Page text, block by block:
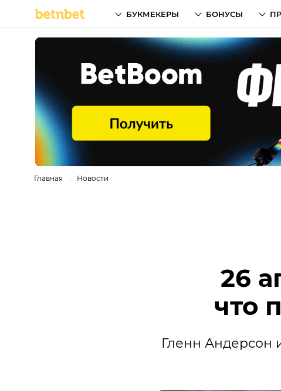
БУКМЕКЕРЫ БОНУСЫ
Главная Новости
26
что
Гленн Андерсон